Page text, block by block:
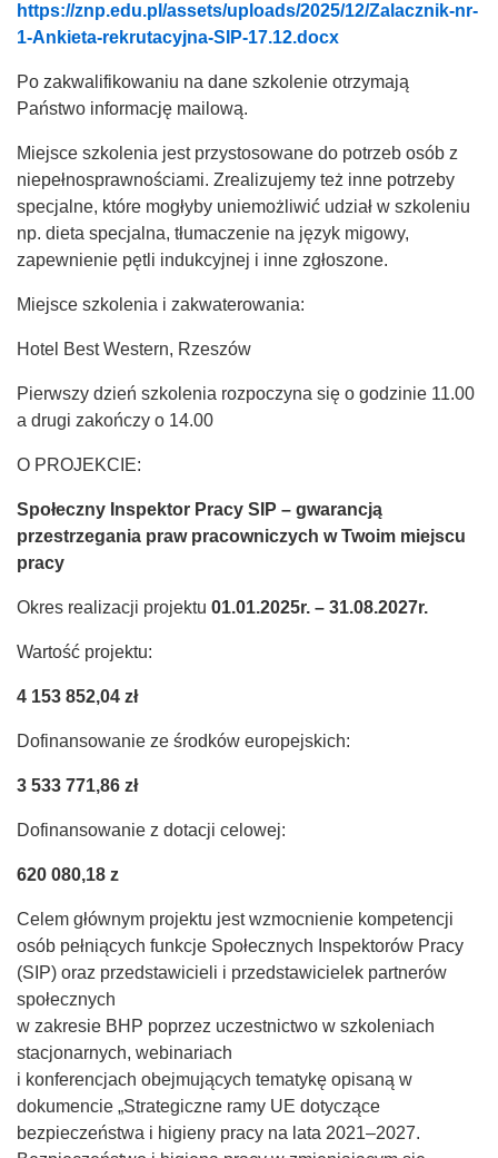
https://znp.edu.pl/assets/uploads/2025/12/Zalacznik-nr-
1-Ankieta-rekrutacyjna-SIP-17.12.docx
Po zakwalifikowaniu na dane szkolenie otrzymają
Państwo informację mailową.
Miejsce szkolenia jest przystosowane do potrzeb osób z
niepełnosprawnościami. Zrealizujemy też inne potrzeby
specjalne, które mogłyby uniemożliwić udział w szkoleniu
np. dieta specjalna, tłumaczenie na język migowy,
zapewnienie pętli indukcyjnej i inne zgłoszone.
Miejsce szkolenia i zakwaterowania:
Hotel Best Western, Rzeszów
Pierwszy dzień szkolenia rozpoczyna się o godzinie 11.00
a drugi zakończy o 14.00
O PROJEKCIE:
Społeczny Inspektor Pracy SIP – gwarancją
przestrzegania praw pracowniczych w Twoim miejscu
pracy
Okres realizacji projektu 01.01.2025r. – 31.08.2027r.
Wartość projektu:
4 153 852,04 zł
Dofinansowanie ze środków europejskich:
3 533 771,86 zł
Dofinansowanie z dotacji celowej:
620 080,18 z
Celem głównym projektu jest wzmocnienie kompetencji
osób pełniących funkcje Społecznych Inspektorów Pracy
(SIP) oraz przedstawicieli i przedstawicielek partnerów
społecznych
w zakresie BHP poprzez uczestnictwo w szkoleniach
stacjonarnych, webinariach
i konferencjach obejmujących tematykę opisaną w
dokumencie „Strategiczne ramy UE dotyczące
bezpieczeństwa i higieny pracy na lata 2021–2027.